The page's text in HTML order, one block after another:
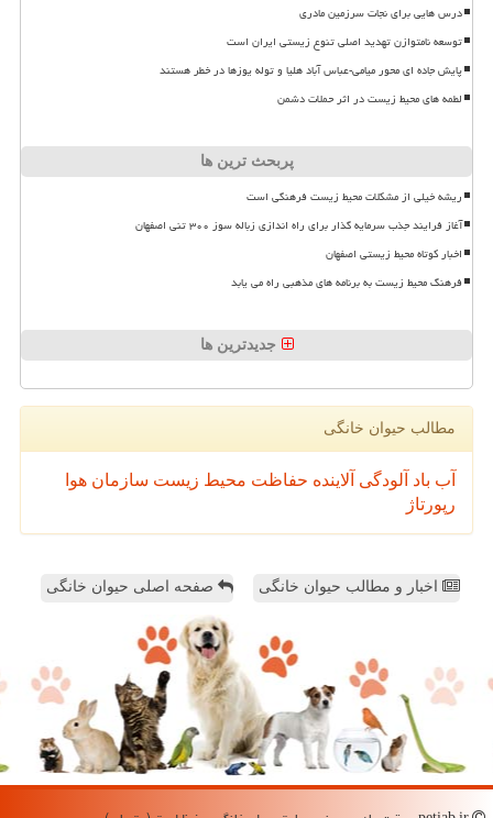
درس هایی برای نجات سرزمین مادری
توسعه نامتوازن تهدید اصلی تنوع زیستی ایران است
پایش جاده ای محور میامی-عباس آباد هلیا و توله یوزها در خطر هستند
لطمه های محیط زیست در اثر حملات دشمن
پربحث ترین ها
ریشه خیلی از مشکلات محیط زیست فرهنگی است
آغاز فرایند جذب سرمایه گذار برای راه اندازی زباله سوز ۳۰۰ تنی اصفهان
اخبار کوتاه محیط زیستی اصفهان
فرهنگ محیط زیست به برنامه های مذهبی راه می یابد
جدیدترین ها
مطالب حیوان خانگی
آب باد آلودگی آلاینده حفاظت محیط زیست سازمان هوا
رپورتاژ
اخبار و مطالب حیوان خانگی صفحه اصلی حیوان خانگی